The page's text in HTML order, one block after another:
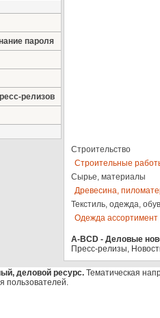
пароля
релизов
Строительство
Строительные
Сырье, материалы
Древесина,
Текстиль, одежда,
Одежда ассортимент
A-BCD - Деловые
Пресс-релизы,
деловой ресурс. Тематическая
пользователей.